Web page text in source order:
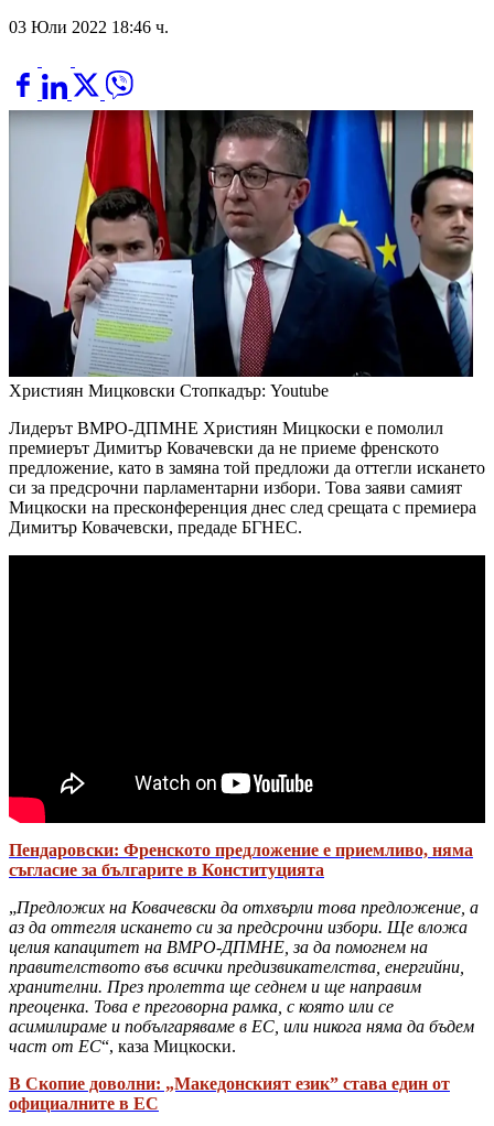
03 Юли 2022 18:46 ч.
Християн Мицковски Стопкадър: Youtube
Лидерът ВМРО-ДПМНЕ Християн Мицкоски е помолил
премиерът Димитър Ковачевски да не приеме френското
предложение, като в замяна той предложи да оттегли искането
си за предсрочни парламентарни избори. Това заяви самият
Мицкоски на пресконференция днес след срещата с премиера
Димитър Ковачевски, предаде БГНЕС.
Пендаровски: Френското предложение е приемливо, няма
съгласие за българите в Конституцията
„Предложих на Ковачевски да отхвърли това предложение, а
аз да оттегля искането си за предсрочни избори. Ще вложа
целия капацитет на ВМРО-ДПМНЕ, за да помогнем на
правителството във всички предизвикателства, енергийни,
хранителни. През пролетта ще седнем и ще направим
преоценка. Това е преговорна рамка, с която или се
асимилираме и побългаряваме в ЕС, или никога няма да бъдем
част от ЕС“, каза Мицкоски.
В Скопие доволни: „Македонският език” става един от
официалните в ЕС